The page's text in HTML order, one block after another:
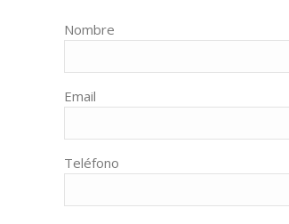
Nombre
Email
Teléfono